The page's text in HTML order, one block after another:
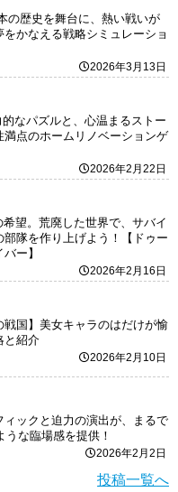
の歴史を舞台に、熱い戦いが
かなえる戦略シミュレーショ
2026年3月13日
的なパズルと、心温まるストー
満点のホームリノベーションゲ
2026年2月22日
希望。荒廃した世界で、サバイ
隊を作り上げよう！【ドゥー
ー】
2026年2月16日
戦国】美女キャラのはだけが愉
と紹介
2026年2月10日
ィックと迫力の演出が、まるで
な臨場感を提供！
2026年2月2日
投稿一覧へ